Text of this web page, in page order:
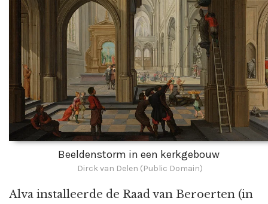
Beeldenstorm in een kerkgebouw
Dirck van Delen (Public Domain)
Alva installeerde de Raad van Beroerten (in